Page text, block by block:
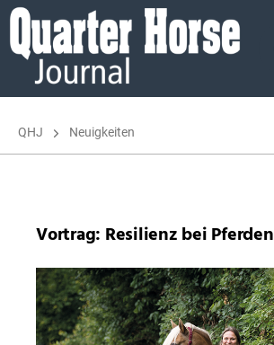
Quarter
Horse
Journal
QHJ Neuigkeiten
Vortrag: Resilienz bei Pferden